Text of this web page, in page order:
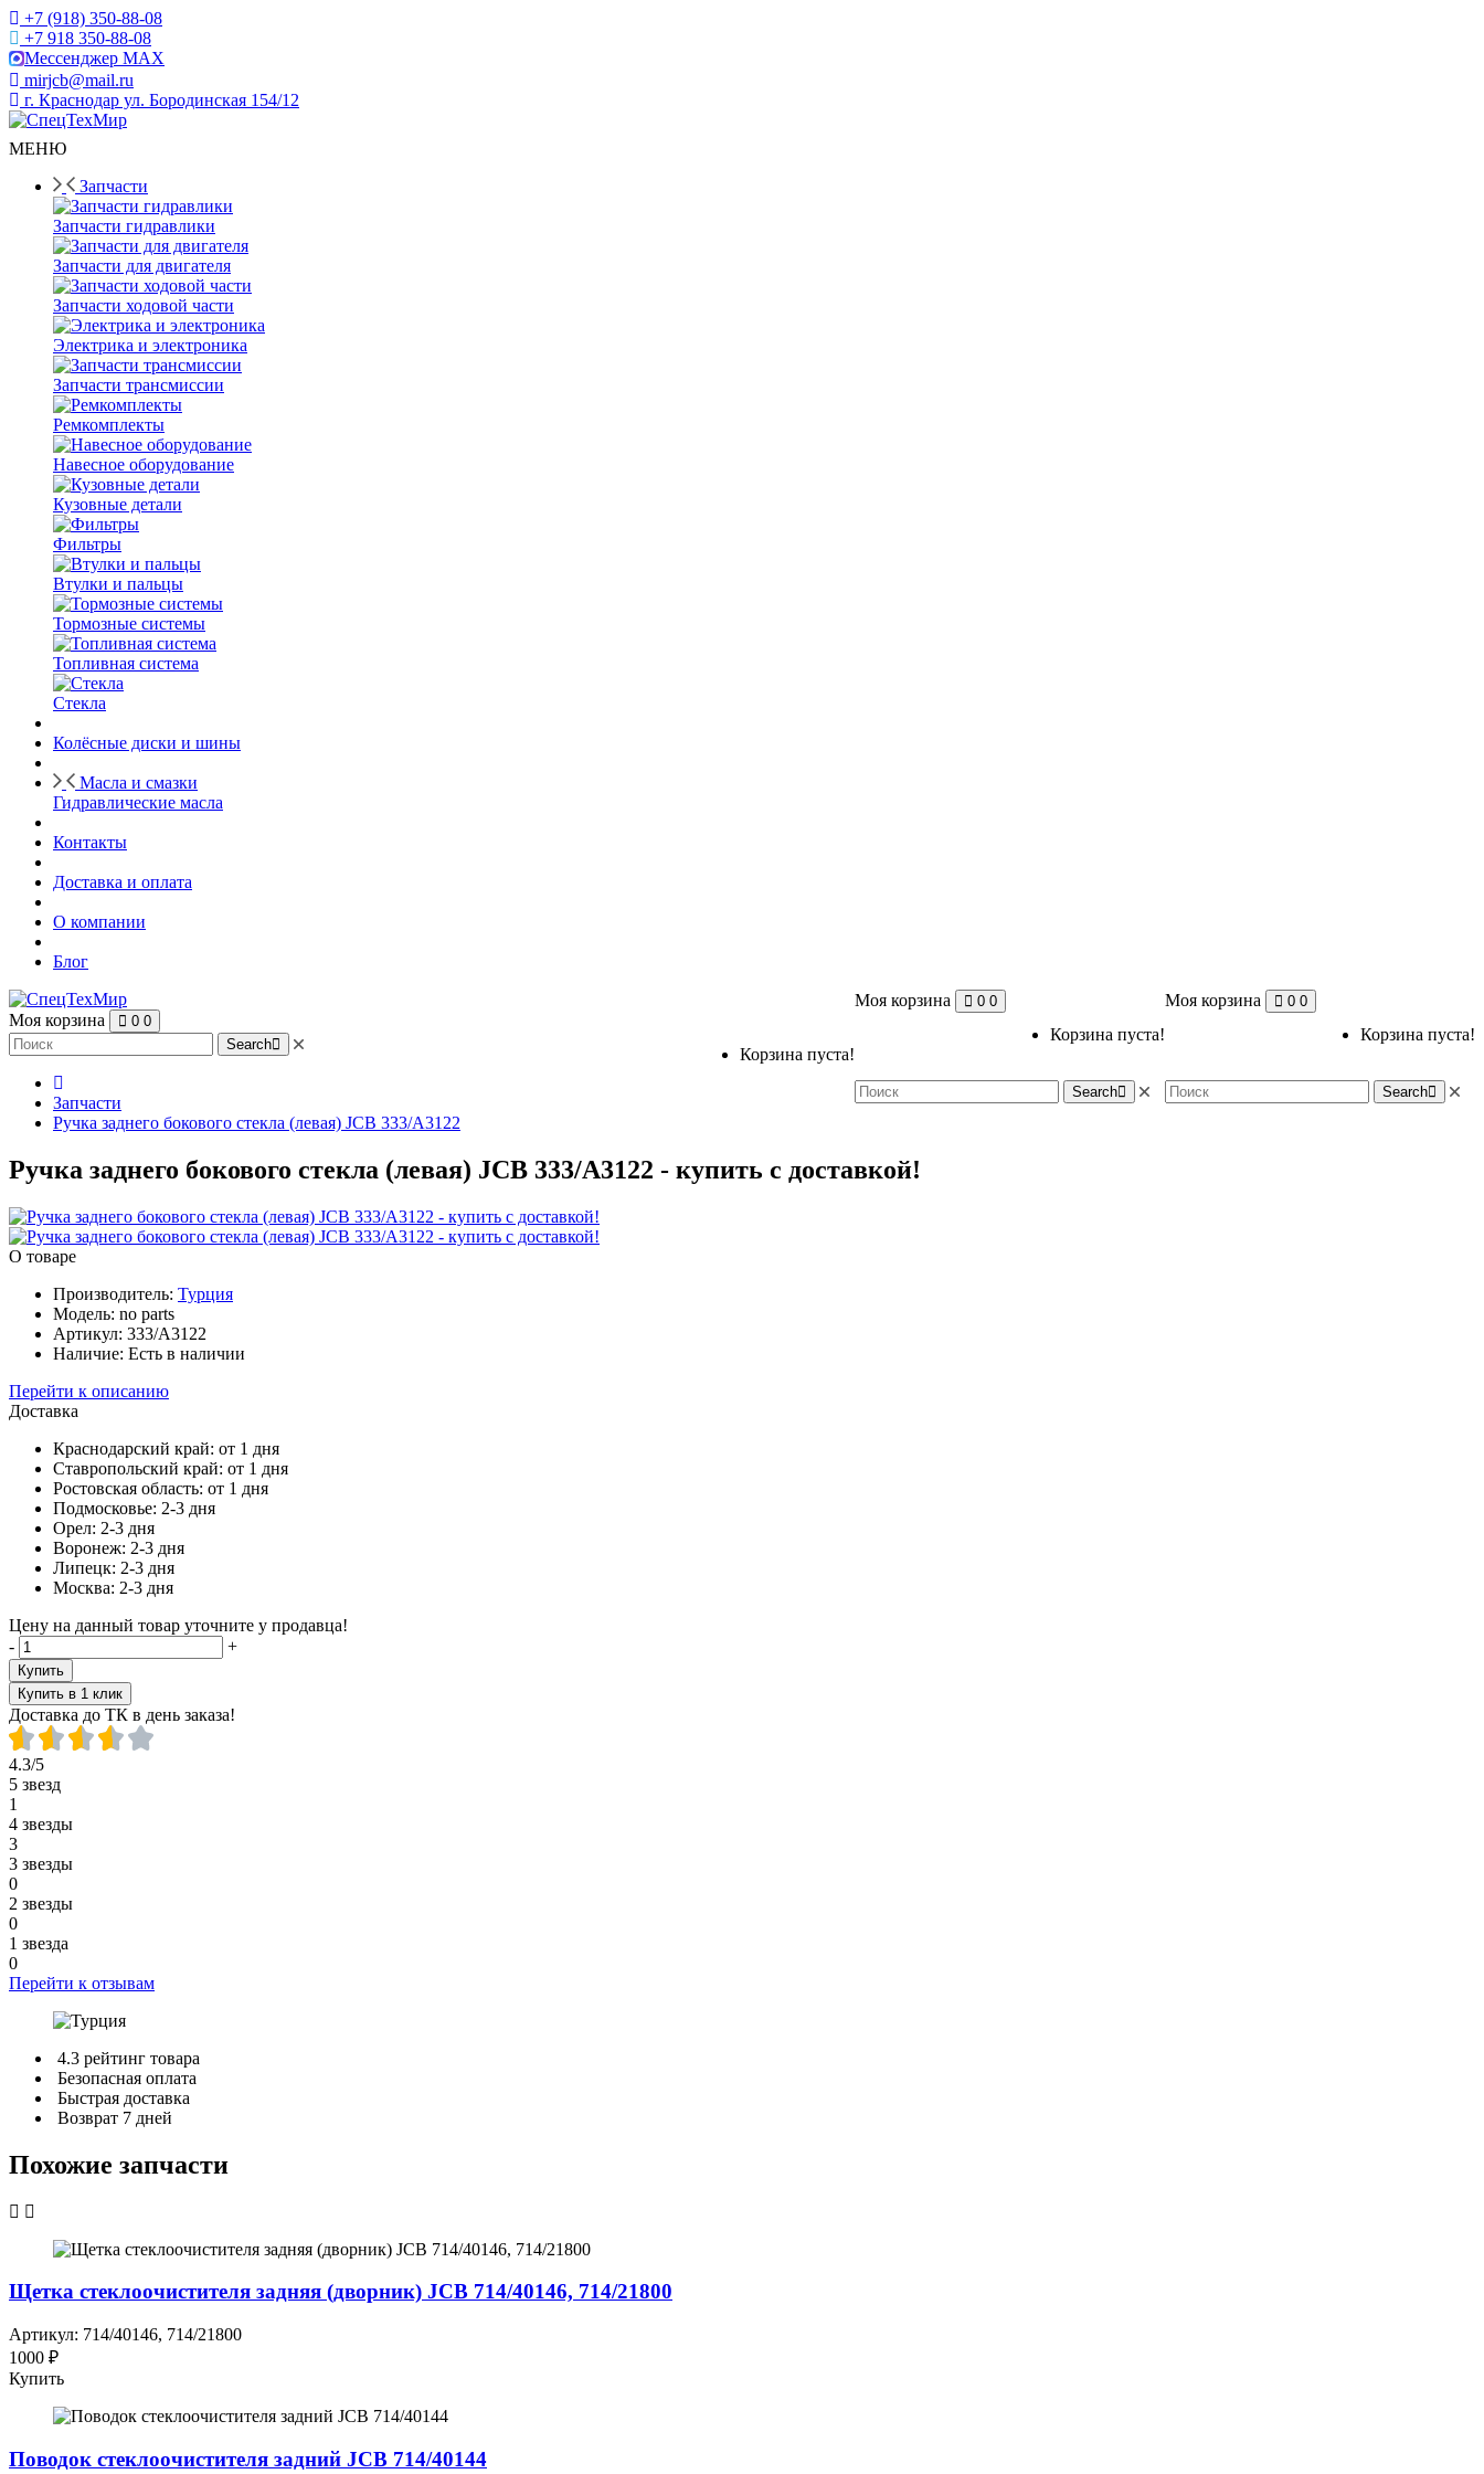
+7 (918) 350-88-08
+7 918 350-88-08
Мессенджер MAX
mirjcb@mail.ru
г. Краснодар ул. Бородинская 154/12
МЕНЮ
Запчасти
Запчасти гидравлики
Запчасти для двигателя
Запчасти ходовой части
Электрика и электроника
Запчасти трансмиссии
Ремкомплекты
Навесное оборудование
Кузовные детали
Фильтры
Втулки и пальцы
Тормозные системы
Топливная система
Стекла
Колёсные диски и шины
Масла и смазки
Гидравлические масла
Контакты
Доставка и оплата
О компании
Блог
Моя корзина 0 0
Корзина пуста!
Search
Моя корзина 0 0
Корзина пуста!
Search
Моя корзина 0 0
Корзина пуста!
Search
Запчасти
Ручка заднего бокового стекла (левая) JCB 333/A3122
Ручка заднего бокового стекла (левая) JCB 333/A3122 - купить с доставкой!
О товаре
Производитель: Турция
Модель: no parts
Артикул: 333/A3122
Наличие: Есть в наличии
Перейти к описанию
Доставка
Краснодарский край: от 1 дня
Ставропольский край: от 1 дня
Ростовская область: от 1 дня
Подмосковье: 2-3 дня
Орел: 2-3 дня
Воронеж: 2-3 дня
Липецк: 2-3 дня
Москва: 2-3 дня
Цену на данный товар уточните у продавца!
-
+
Купить
Купить в 1 клик
Доставка до ТК в день заказа!
4.3/5
5 звезд
1
4 звезды
3
3 звезды
0
2 звезды
0
1 звезда
0
Перейти к отзывам
4.3 рейтинг товара
Безопасная оплата
Быстрая доставка
Возврат 7 дней
Похожие запчасти
Щетка стеклоочистителя задняя (дворник) JCB 714/40146, 714/21800
Артикул: 714/40146, 714/21800
1000 ₽
Купить
Поводок стеклоочистителя задний JCB 714/40144